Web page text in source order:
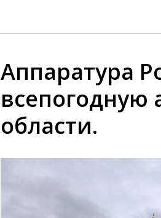
Аппаратура
всепогодную
области.